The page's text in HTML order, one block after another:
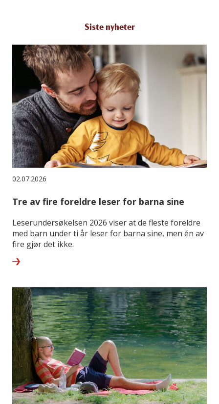
Siste nyheter
02.07.2026
Tre av fire foreldre leser for barna sine
Leserundersøkelsen 2026 viser at de fleste foreldre
med barn under ti år leser for barna sine, men én av
fire gjør det ikke.